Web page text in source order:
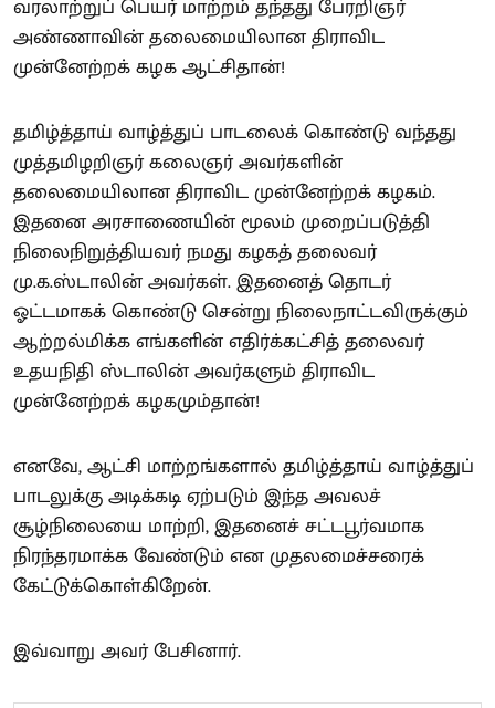
வரலாற்றுப் பெயர் மாற்றம் தந்தது பேரறிஞர்
அண்ணாவின் தலைமையிலான திராவிட
முன்னேற்றக் கழக ஆட்சிதான்!
தமிழ்த்தாய் வாழ்த்துப் பாடலைக் கொண்டு வந்தது
முத்தமிழறிஞர் கலைஞர் அவர்களின்
தலைமையிலான திராவிட முன்னேற்றக் கழகம்.
இதனை அரசாணையின் மூலம் முறைப்படுத்தி
நிலைநிறுத்தியவர் நமது கழகத் தலைவர்
மு.க.ஸ்டாலின் அவர்கள். இதனைத் தொடர்
ஓட்டமாகக் கொண்டு சென்று நிலைநாட்டவிருக்கும்
ஆற்றல்மிக்க எங்களின் எதிர்க்கட்சித் தலைவர்
உதயநிதி ஸ்டாலின் அவர்களும் திராவிட
முன்னேற்றக் கழகமும்தான்!
எனவே, ஆட்சி மாற்றங்களால் தமிழ்த்தாய் வாழ்த்துப்
பாடலுக்கு அடிக்கடி ஏற்படும் இந்த அவலச்
சூழ்நிலையை மாற்றி, இதனைச் சட்டபூர்வமாக
நிரந்தரமாக்க வேண்டும் என முதலமைச்சரைக்
கேட்டுக்கொள்கிறேன்.
இவ்வாறு அவர் பேசினார்.